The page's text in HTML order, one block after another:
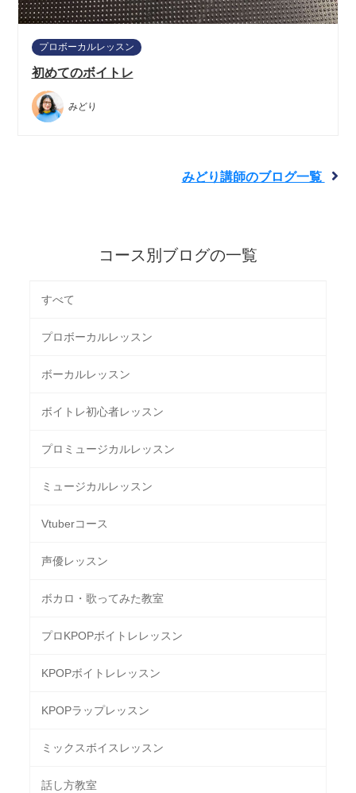
プロボーカルレッスン
初めてのボイトレ
みどり
みどり講師のブログ一覧
コース別ブログの一覧
すべて
プロボーカルレッスン
ボーカルレッスン
ボイトレ初心者レッスン
プロミュージカルレッスン
ミュージカルレッスン
Vtuberコース
声優レッスン
ボカロ・歌ってみた教室
プロKPOPボイトレレッスン
KPOPボイトレレッスン
KPOPラップレッスン
ミックスボイスレッスン
話し方教室